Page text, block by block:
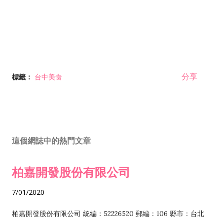
標籤： 台中美食 分享
這個網誌中的熱門文章
柏嘉開發股份有限公司
7/01/2020
柏嘉開發股份有限公司 統編：52226520 郵編：106 縣市：台北